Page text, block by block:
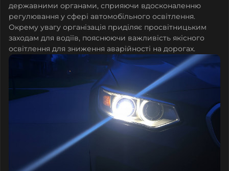
державними органами, сприяючи вдосконаленню
регулювання у сфері автомобільного освітлення.
Окрему увагу організація приділяє просвітницьким
заходам для водіїв, пояснюючи важливість якісного
освітлення для зниження аварійності на дорогах.